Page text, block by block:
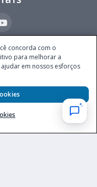
52.868.380/0001-84), com
4.055, 3º andar, Itaim Bibi, no
04538-133, Brasil - empresa
todo território nacional pela
Fazenda, conforme Portaria nº
em 11.2.2025.
concorda com o
para melhorar a
em nossos esforços